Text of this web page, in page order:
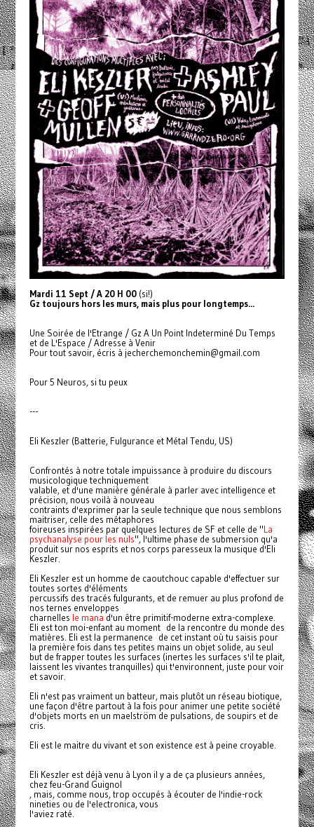
Mardi 11 Sept / A 20 H 00 (si!)
Gz toujours hors les murs, mais plus pour longtemps...
Une Soirée de l'Etrange / Gz A Un Point Indeterminé Du Temps
et de L'Espace / Adresse à Venir
Pour tout savoir, écris à jecherchemonchemin@gmail.com
Pour 5 Neuros, si tu peux
---
Eli Keszler (Batterie, Fulgurance et Métal Tendu, US)
Confrontés à notre totale impuissance à produire du discours
musicologique techniquement
valable, et d'une manière générale à parler avec intelligence et
précision, nous voilà à nouveau
contraints d'exprimer par la seule technique que nous semblons
maitriser, celle des métaphores
foireuses inspirées par quelques lectures de SF et celle de "La
psychanalyse pour les nuls", l'ultime phase de submersion qu'a
produit sur nos esprits et nos corps paresseux la musique d'Eli
Keszler.
Eli Keszler est un homme de caoutchouc capable d'effectuer sur
toutes sortes d'éléments
percussifs des tracés fulgurants, et de remuer au plus profond de
nos ternes enveloppes
charnelles le mana d'un être primitif-moderne extra-complexe.
Eli est ton moi-enfant au moment de la rencontre du monde des
matières. Eli est la permanence de cet instant où tu saisis pour
la première fois dans tes petites mains un objet solide, au seul
but de frapper toutes les surfaces (inertes les surfaces s'il te plait,
laissent les vivantes tranquilles) qui t'environnent, juste pour voir
et savoir.
Eli n'est pas vraiment un batteur, mais plutôt un réseau biotique,
une façon d'être partout à la fois pour animer une petite société
d'objets morts en un maelström de pulsations, de soupirs et de
cris.
Eli est le maitre du vivant et son existence est à peine croyable.
Eli Keszler est déjà venu à Lyon il y a de ça plusieurs années,
chez feu-Grand Guignol
, mais, comme nous, trop occupés à écouter de l'indie-rock
nineties ou de l'electronica, vous
l'aviez raté.